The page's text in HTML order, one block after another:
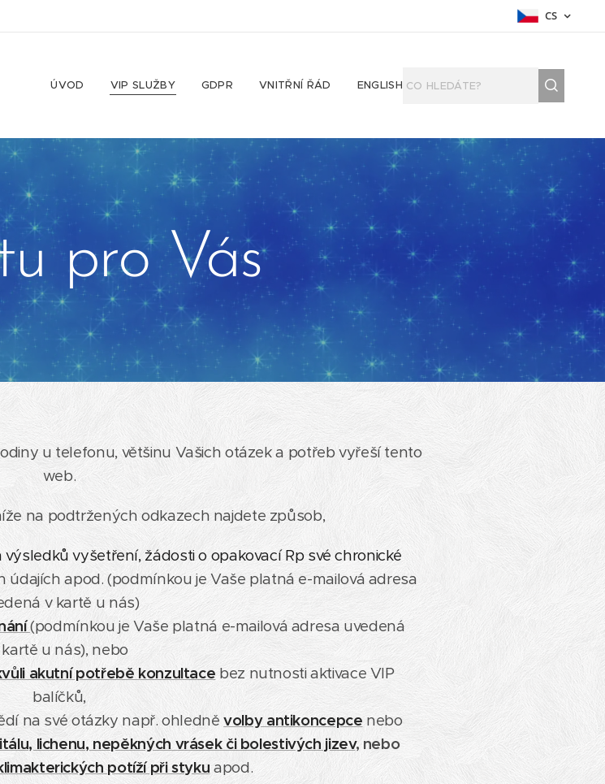
CS
ÚVOD VIP SLUŽBY GDPR VNITŘNÍ ŘÁD ENGLISH
pro Vás
u telefonu, většinu Vašich otázek a potřeb vyřeší tento
web.
na podtržených odkazech najdete způsob,
výsledků vyšetření, žádosti o opakovací Rp své chronické
apod. (podmínkou je Vaše platná e-mailová adresa
v kartě u nás)
(podmínkou je Vaše platná e-mailová adresa uvedená
u nás), nebo
akutní potřebě konzultace bez nutnosti aktivace VIP
balíčků,
na své otázky např. ohledněvolby antikoncepce nebo
lichenu, nepěkných vrásek či bolestivých jizev, nebo
potíží při styku apod.